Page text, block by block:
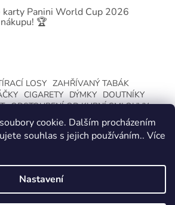
cookie. Dalším procházením
souhlas s jejich používáním.. Více
Nastavení
Panini World Cup 2026
🏆
LOSY ZAHŘÍVANÝ TABÁK
CIGARETY DÝMKY
DOUTNÍKY
ODSTOUPENÍ OD KUPNÍ SMLOUVY
Vytvořil Shoptet